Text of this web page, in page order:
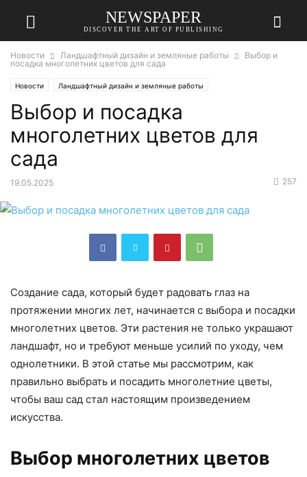
NEWSPAPER
DISCOVER THE ART OF PUBLISHING
Новости Ландшафтный дизайн и земляные работы
Выбор и
посадка многолетних цветов для сада
Новости Ландшафтный дизайн и земляные работы
Выбор и посадка
многолетних цветов для
сада
19.05.2025 257
Создание сада, который будет радовать глаз на
протяжении многих лет, начинается с выбора и посадки
многолетних цветов. Эти растения не только украшают
ландшафт, но и требуют меньше усилий по уходу, чем
однолетники. В этой статье мы рассмотрим, как
правильно выбрать и посадить многолетние цветы,
чтобы ваш сад стал настоящим произведением
искусства.
Выбор многолетних цветов